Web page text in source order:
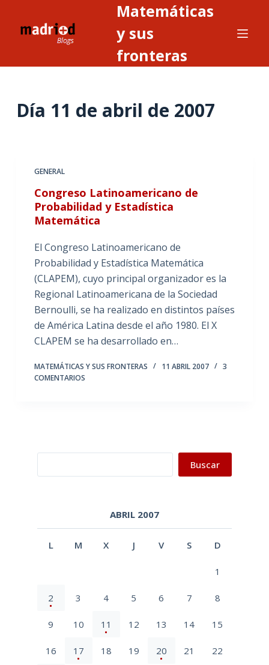
Matemáticas
y sus
fronteras
Día 11 de abril de 2007
GENERAL
Congreso Latinoamericano de
Probabilidad y Estadística
Matemática
El Congreso Latinoamericano de
Probabilidad y Estadística Matemática
(CLAPEM), cuyo principal organizador es la
Regional Latinoamericana de la Sociedad
Bernoulli, se ha realizado en distintos países
de América Latina desde el año 1980. El X
CLAPEM se ha desarrollado en…
MATEMÁTICAS Y SUS FRONTERAS 11 ABRIL 2007
3
COMENTARIOS
Buscar
ABRIL 2007
L M X J V S D
1
2 3 4 5 6 7 8
9 10 11 12 13 14 15
16 17 18 19 20 21 22